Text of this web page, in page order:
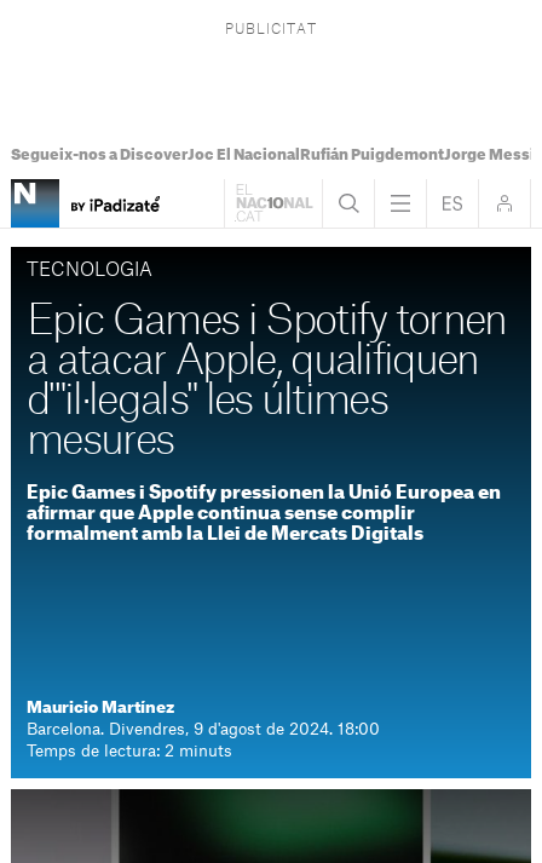
Segueix-nos a DiscoverJoc El Nacional Rufián PuigdemontJorge Messi
TECNOLOGIA
Epic Games i Spotify tornen
a atacar Apple, qualifiquen
d'"il·legals" les últimes
mesures
Epic Games i Spotify pressionen la Unió Europea en
afirmar que Apple continua sense complir
formalment amb la Llei de Mercats Digitals
Mauricio Martínez
Barcelona. Divendres, 9 d'agost de 2024. 18:00
Temps de lectura: 2 minuts